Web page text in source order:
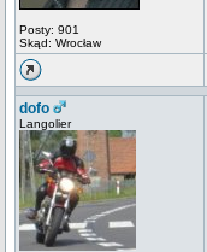
Posty: 901
Skąd: Wrocław
dofo
Langolier